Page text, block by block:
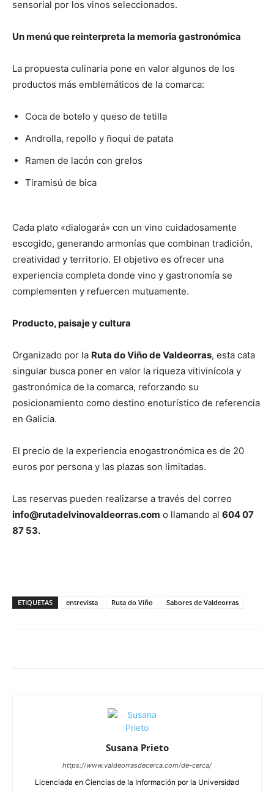
sensorial por los vinos seleccionados.
Un menú que reinterpreta la memoria gastronómica
La propuesta culinaria pone en valor algunos de los
productos más emblemáticos de la comarca:
Coca de botelo y queso de tetilla
Androlla, repollo y ñoqui de patata
Ramen de lacón con grelos
Tiramisú de bica
Cada plato «dialogará» con un vino cuidadosamente
escogido, generando armonías que combinan tradición,
creatividad y territorio. El objetivo es ofrecer una
experiencia completa donde vino y gastronomía se
complementen y refuercen mutuamente.
Producto, paisaje y cultura
Organizado por la Ruta do Viño de Valdeorras, esta cata
singular busca poner en valor la riqueza vitivinícola y
gastronómica de la comarca, reforzando su
posicionamiento como destino enoturístico de referencia
en Galicia.
El precio de la experiencia enogastronómica es de 20
euros por persona y las plazas son limitadas.
Las reservas pueden realizarse a través del correo
info@rutadelvinovaldeorras.com o llamando al 604 07
87 53.
ETIQUETAS entrevista Ruta do Viño Sabores de Valdeorras
Susana Prieto
https://www.valdeorrasdecerca.com/de-cerca/
Licenciada en Ciencias de la Información por la Universidad